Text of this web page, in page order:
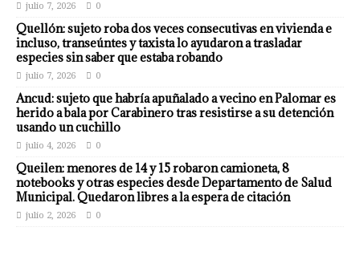
julio 7, 2026 0
Quellón: sujeto roba dos veces consecutivas en vivienda e
incluso, transeúntes y taxista lo ayudaron a trasladar
especies sin saber que estaba robando
julio 7, 2026 0
Ancud: sujeto que habría apuñalado a vecino en Palomar es
herido a bala por Carabinero tras resistirse a su detención
usando un cuchillo
julio 4, 2026 0
Queilen: menores de 14 y 15 robaron camioneta, 8
notebooks y otras especies desde Departamento de Salud
Municipal. Quedaron libres a la espera de citación
julio 2, 2026 0